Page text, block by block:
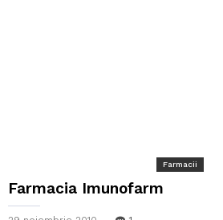
Farmacii
Farmacia Imunofarm